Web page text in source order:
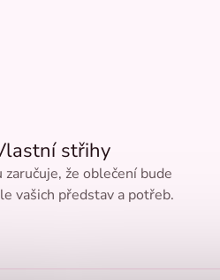
střihy
zaručuje, že oblečení bude
vašich představ a potřeb.